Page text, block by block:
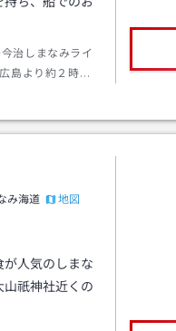
治しまなみライ
島より約２時
み海道
地図
人気のしまな
山祇神社近くの